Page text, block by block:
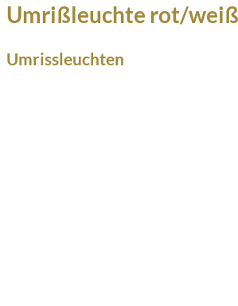
Umrißleuchte rot/
Umrissleuchten